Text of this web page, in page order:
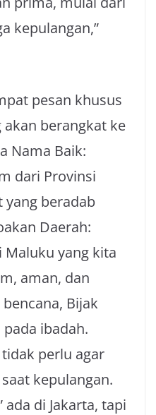
kepulangan,”
pesan khusus
akan berangkat ke
Nama Baik:
dari Provinsi
yang beradab
Daerah:
Maluku yang kita
aman, dan
Bijak
ibadah.
perlu agar
kepulangan.
ada di Jakarta, tapi